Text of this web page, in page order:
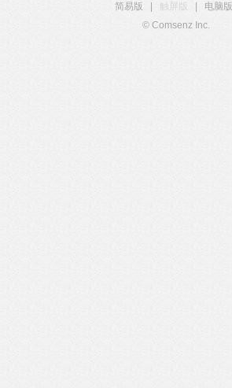
简易版
触屏版 电脑版
© Comsenz Inc.